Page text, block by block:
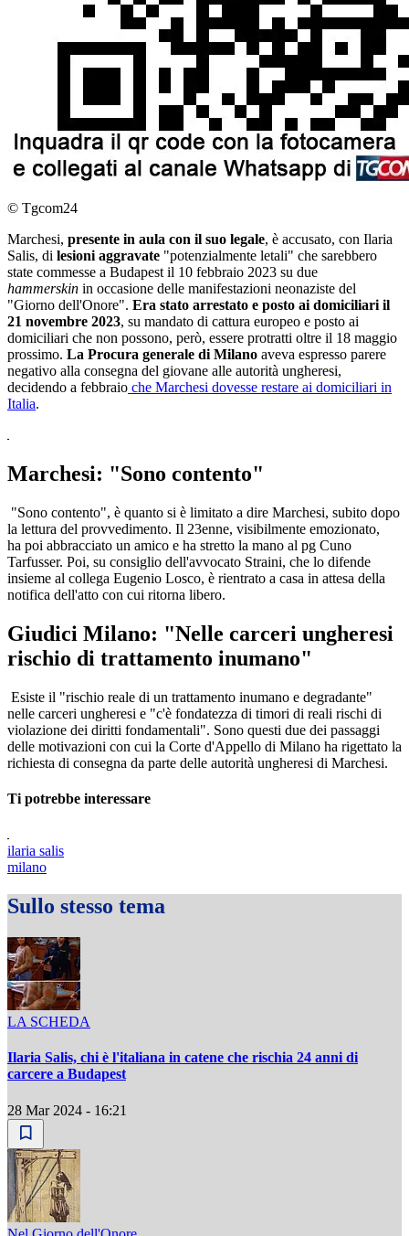
© Tgcom24
Marchesi, presente in aula con il suo legale, è accusato, con Ilaria
Salis, di lesioni aggravate "potenzialmente letali" che sarebbero
state commesse a Budapest il 10 febbraio 2023 su due
hammerskin in occasione delle manifestazioni neonaziste del
"Giorno dell'Onore". Era stato arrestato e posto ai domiciliari il
21 novembre 2023, su mandato di cattura europeo e posto ai
domiciliari che non possono, però, essere protratti oltre il 18 maggio
prossimo. La Procura generale di Milano aveva espresso parere
negativo alla consegna del giovane alle autorità ungheresi,
decidendo a febbraio che Marchesi dovesse restare ai domiciliari in
Italia.
Marchesi: "Sono contento"
"Sono contento", è quanto si è limitato a dire Marchesi, subito dopo
la lettura del provvedimento. Il 23enne, visibilmente emozionato,
ha poi abbracciato un amico e ha stretto la mano al pg Cuno
Tarfusser. Poi, su consiglio dell'avvocato Straini, che lo difende
insieme al collega Eugenio Losco, è rientrato a casa in attesa della
notifica dell'atto con cui ritorna libero.
Giudici Milano: "Nelle carceri ungheresi
rischio di trattamento inumano"
Esiste il "rischio reale di un trattamento inumano e degradante"
nelle carceri ungheresi e "c'è fondatezza di timori di reali rischi di
violazione dei diritti fondamentali". Sono questi due dei passaggi
delle motivazioni con cui la Corte d'Appello di Milano ha rigettato la
richiesta di consegna da parte delle autorità ungheresi di Marchesi.
Ti potrebbe interessare
ilaria salis
milano
Sullo stesso tema
LA SCHEDA
Ilaria Salis, chi è l'italiana in catene che rischia 24 anni di
carcere a Budapest
28 Mar 2024 - 16:21